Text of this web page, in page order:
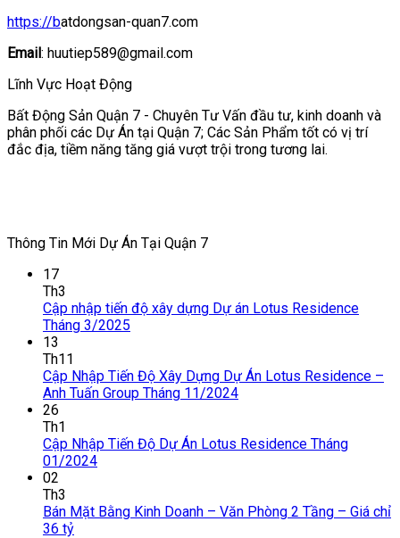
https://batdongsan-quan7.com
Email: huutiep589@gmail.com
Lĩnh Vực Hoạt Động
Bất Động Sản Quận 7 - Chuyên Tư Vấn đầu tư, kinh doanh và
phân phối các Dự Án tại Quận 7; Các Sản Phẩm tốt có vị trí
đắc địa, tiềm năng tăng giá vượt trội trong tương lai.
Thông Tin Mới Dự Án Tại Quận 7
17
Th3
Cập nhập tiến độ xây dựng Dự án Lotus Residence
Tháng 3/2025
13
Th11
Cập Nhập Tiến Độ Xây Dựng Dự Án Lotus Residence –
Anh Tuấn Group Tháng 11/2024
26
Th1
Cập Nhập Tiến Độ Dự Án Lotus Residence Tháng
01/2024
02
Th3
Bán Mặt Bằng Kinh Doanh – Văn Phòng 2 Tầng – Giá chỉ
36 tỷ